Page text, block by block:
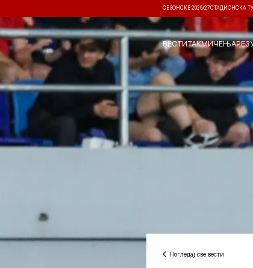
СЕЗОНСКЕ 2026/27СТАДИОНСКА
ВЕСТИТАКМИЧЕЊА
Погледај све вести